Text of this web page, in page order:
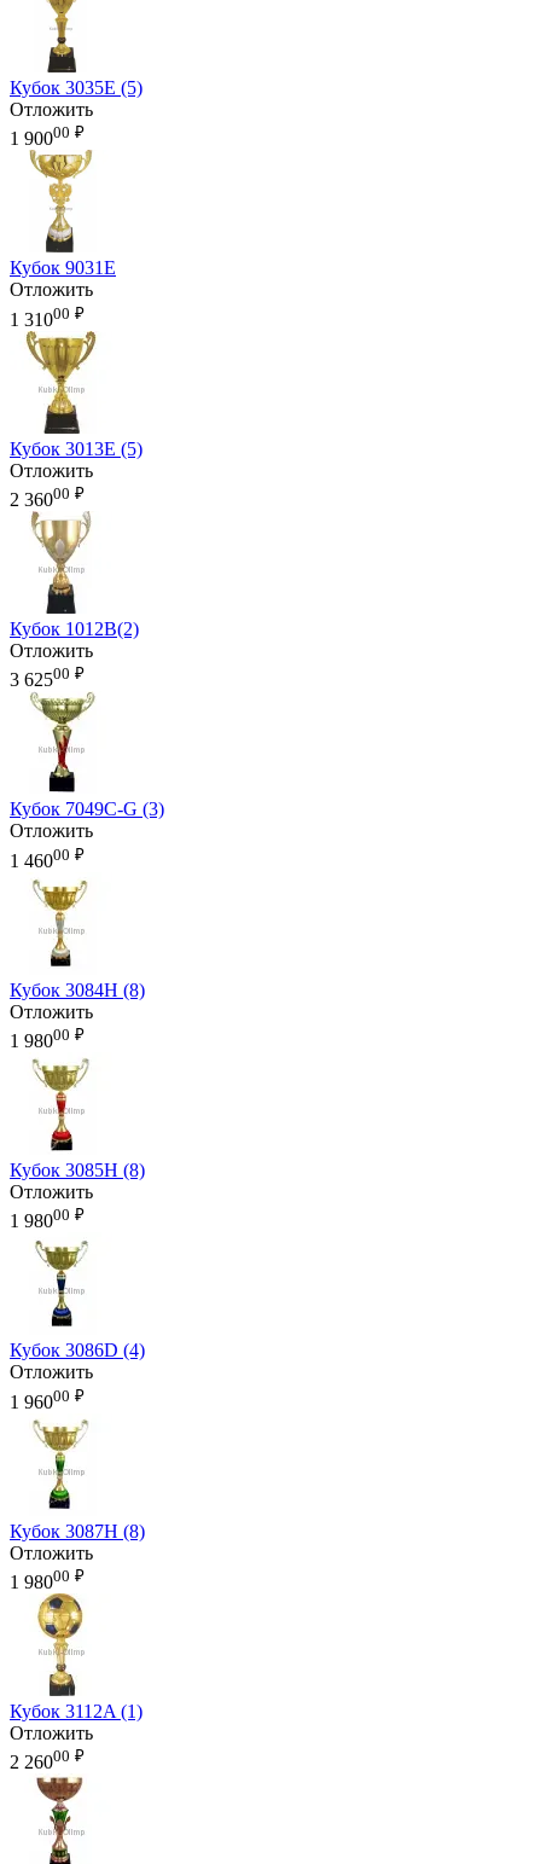
Кубок 3035E (5)
Отложить
1 90000 ₽
Кубок 9031E
Отложить
1 31000 ₽
Кубок 3013E (5)
Отложить
2 36000 ₽
Кубок 1012B(2)
Отложить
3 62500 ₽
Кубок 7049C-G (3)
Отложить
1 46000 ₽
Кубок 3084H (8)
Отложить
1 98000 ₽
Кубок 3085H (8)
Отложить
1 98000 ₽
Кубок 3086D (4)
Отложить
1 96000 ₽
Кубок 3087H (8)
Отложить
1 98000 ₽
Кубок 3112A (1)
Отложить
2 26000 ₽